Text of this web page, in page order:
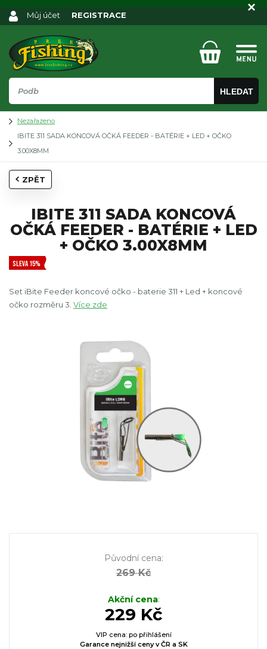
HLEDAT
Můj účet REGISTRACE
Nezařazeno
IBITE 311 SADA KONCOVÁ OČKÁ FEEDER - BATÉRIE + LED + OČKO
3.00X8MM
ZPĚT
IBITE 311 SADA KONCOVÁ
OČKÁ FEEDER - BATÉRIE + LED
+ OČKO 3.00X8MM
SLEVA 15%
Set iBite Feeder koncové očko - baterie 311 + Led + koncové
očko rozměru 3. Více zde
Původní cena:
269 Kč
Akční cena:
229 Kč
VIP cena: po přihlášení
Garance nejnižší ceny v ČR a SK